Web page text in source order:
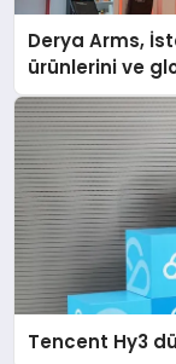
Derya Arms,
ürünlerini ve
Tencent Hy3